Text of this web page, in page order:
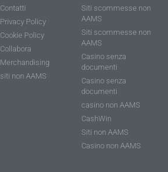
Contatti
Privacy Policy
Cookie Policy
Collabora
Merchandising
siti non AAMS
Siti scommesse non
AAMS
Siti scommesse non
AAMS
Casino senza
documenti
Casino senza
documenti
casino non AAMS
CashWin
Siti non AAMS
Casino non AAMS